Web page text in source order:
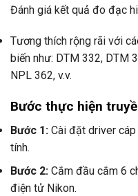
Đánh giá kết quả đo đạc
Tương thích rộng rãi với
biến như: DTM 332, DTM
NPL 362, v.v.
Bước thực hiện
Bước 1: Cài đặt driver
tính.
Bước 2: Cắm đầu cắm 6
điện tử Nikon.